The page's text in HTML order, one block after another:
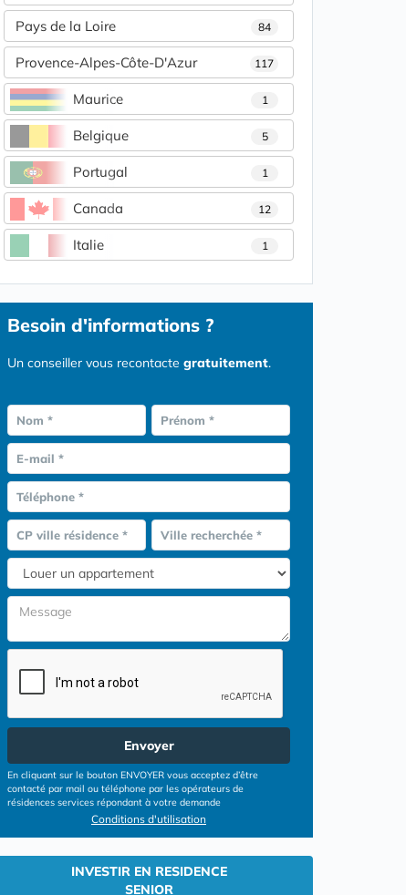
Pays de la Loire 84
Provence-Alpes-Côte-D'Azur 117
Maurice 1
Belgique 5
Portugal 1
Canada 12
Italie 1
Besoin d'informations ?
Un conseiller vous recontacte gratuitement.
Nom * Prénom *
E-mail *
Téléphone *
CP ville résidence * Ville recherchée *
Envoyer
En cliquant sur le bouton ENVOYER vous acceptez d’être
contacté par mail ou téléphone par les opérateurs de
résidences services répondant à votre demande
Conditions d'utilisation
INVESTIR EN RESIDENCE
SENIOR